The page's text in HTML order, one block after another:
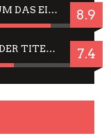
CÉSAR FÜR JIM CARREY? WARUM DAS EINER DER NERVIGSTEN ACTORS IST UND BLEIBT 8.9
JING JING: IN-THAI RÄUMT WIEDER TITEL AB – EIN ZWEI-STUNDEN-ERLEBNISBERICHT 7.4